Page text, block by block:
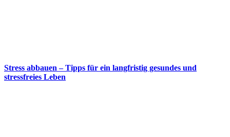
Stress abbauen – Tipps für ein langfristig gesundes und
stressfreies Leben